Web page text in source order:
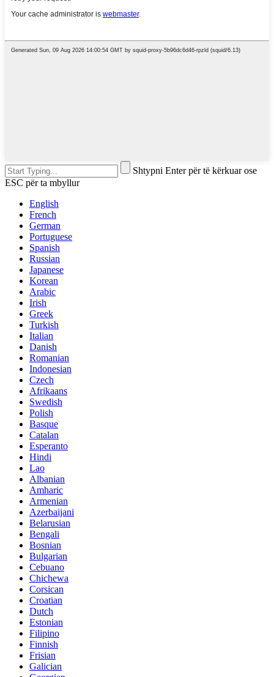
Shtypni Enter për të kërkuar ose
ESC për ta mbyllur
English
French
German
Portuguese
Spanish
Russian
Japanese
Korean
Arabic
Irish
Greek
Turkish
Italian
Danish
Romanian
Indonesian
Czech
Afrikaans
Swedish
Polish
Basque
Catalan
Esperanto
Hindi
Lao
Albanian
Amharic
Armenian
Azerbaijani
Belarusian
Bengali
Bosnian
Bulgarian
Cebuano
Chichewa
Corsican
Croatian
Dutch
Estonian
Filipino
Finnish
Frisian
Galician